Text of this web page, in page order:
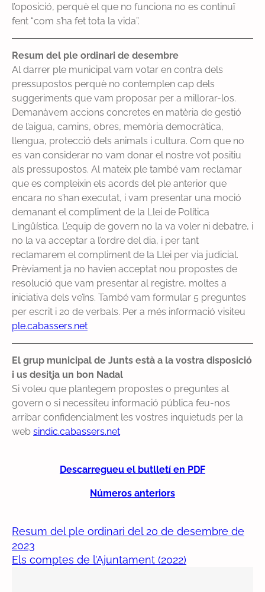
l’oposició, perquè el que no funciona no es continuï
fent “com s’ha fet tota la vida”.
Resum del ple ordinari de desembre
Al darrer ple municipal vam votar en contra dels
pressupostos perquè no contemplen cap dels
suggeriments que vam proposar per a millorar-los.
Demanàvem accions concretes en matèria de gestió
de l’aigua, camins, obres, memòria democràtica,
llengua, protecció dels animals i cultura. Com que no
es van considerar no vam donar el nostre vot positiu
als pressupostos. Al mateix ple també vam reclamar
que es compleixin els acords del ple anterior que
encara no s’han executat, i vam presentar una moció
demanant el compliment de la Llei de Política
Lingüística. L’equip de govern no la va voler ni debatre, i
no la va acceptar a l’ordre del dia, i per tant
reclamarem el compliment de la Llei per via judicial.
Prèviament ja no havien acceptat nou propostes de
resolució que vam presentar al registre, moltes a
iniciativa dels veïns. També vam formular 5 preguntes
per escrit i 20 de verbals. Per a més informació visiteu
ple.cabassers.net
El grup municipal de Junts està a la vostra disposició
i us desitja un bon Nadal
Si voleu que plantegem propostes o preguntes al
govern o si necessiteu informació pública feu-nos
arribar confidencialment les vostres inquietuds per la
web sindic.cabassers.net
Descarregueu el butlletí en PDF
Números anteriors
Resum del ple ordinari del 20 de desembre de
2023
Els comptes de l’Ajuntament (2022)